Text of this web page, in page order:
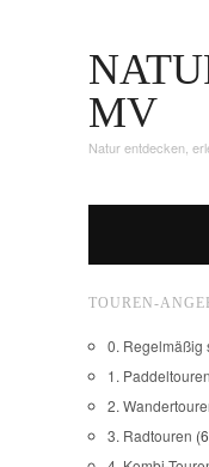
MV
Natur entdecken,
TOUREN-
0. Regelmäßig
1. Paddeltouren
2.
3. Radtouren